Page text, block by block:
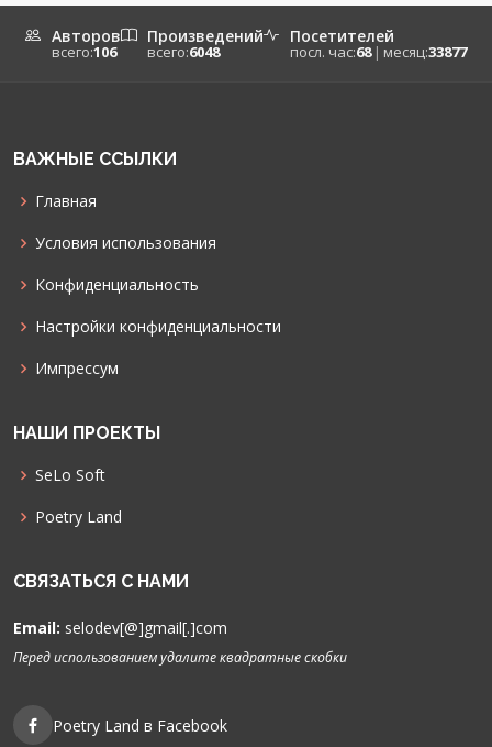
Авторов
всего:106
Произведений
всего:6048
Посетителей
посл. час:68 | месяц:33877
ВАЖНЫЕ ССЫЛКИ
Главная
Условия использования
Конфиденциальность
Настройки конфиденциальности
Импрессум
НАШИ ПРОЕКТЫ
SeLo Soft
Poetry Land
СВЯЗАТЬСЯ С НАМИ
Email: selodev[@]gmail[.]com
Перед использованием удалите квадратные скобки
Poetry Land в Facebook